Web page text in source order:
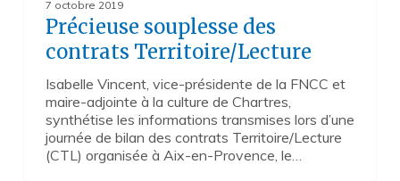
7 octobre 2019
Précieuse souplesse des
contrats Territoire/Lecture
Isabelle Vincent, vice-présidente de la FNCC et
maire-adjointe à la culture de Chartres,
synthétise les informations transmises lors d’une
journée de bilan des contrats Territoire/Lecture
(CTL) organisée à Aix-en-Provence, le…